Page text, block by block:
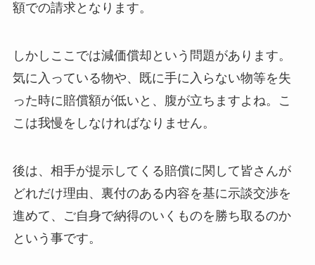
額での請求となります。
しかしここでは減価償却という問題があります。
気に入っている物や、既に手に入らない物等を失
った時に賠償額が低いと、腹が立ちますよね。こ
こは我慢をしなければなりません。
後は、相手が提示してくる賠償に関して皆さんが
どれだけ理由、裏付のある内容を基に示談交渉を
進めて、ご自身で納得のいくものを勝ち取るのか
という事です。